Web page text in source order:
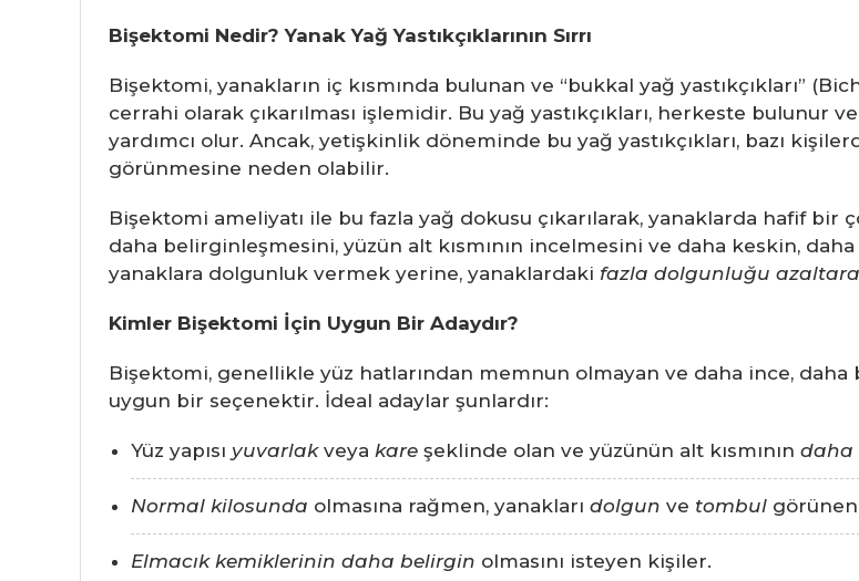
Bişektomi Nedir? Yanak Yağ Yastıkçıklarının Sırrı
Bişektomi, yanakların iç kısmında bulunan ve “bukkal yağ yastıkçıkları”
cerrahi olarak çıkarılması işlemidir. Bu yağ yastıkçıkları, herkeste
yardımcı olur. Ancak, yetişkinlik döneminde bu yağ yastıkçıkları, bazı
görünmesine neden olabilir.
Bişektomi ameliyatı ile bu fazla yağ dokusu çıkarılarak, yanaklarda hafif bir
daha belirginleşmesini, yüzün alt kısmının incelmesini ve daha keskin,
yanaklara dolgunluk vermek yerine, yanaklardaki fazla dolgunluğu
Kimler Bişektomi İçin Uygun Bir Adaydır?
Bişektomi, genellikle yüz hatlarından memnun olmayan ve daha ince,
uygun bir seçenektir. İdeal adaylar şunlardır:
Yüz yapısı yuvarlakveya kare şeklinde olan ve yüzünün alt kısmının daha
Normal kilosunda olmasına rağmen, yanakları dolgun ve tombul
Elmacık kemiklerinin daha belirgin olmasını isteyen kişiler.